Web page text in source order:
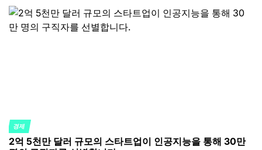
POSTED
IN
경제
2억 5천만 달러 규모의 스타트업이 인공지능을 통해 30만